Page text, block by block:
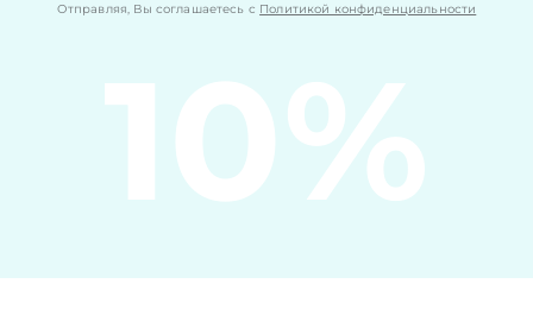
Отправляя, Вы соглашаетесь с Политикой конфиденциальности
10%